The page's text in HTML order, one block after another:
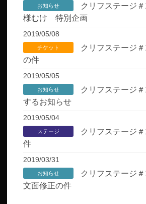
お知らせ
クリフステージ
様むけ 特別企画
2019/05/08
チケット
クリフステージ
の件
2019/05/05
お知らせ
クリフステージ
するお知らせ
2019/05/04
ステージ
クリフステージ
件
2019/03/31
お知らせ
クリフステージ
文面修正の件